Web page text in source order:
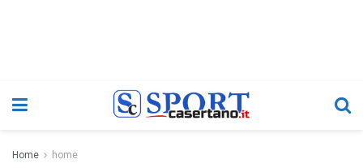
Home home